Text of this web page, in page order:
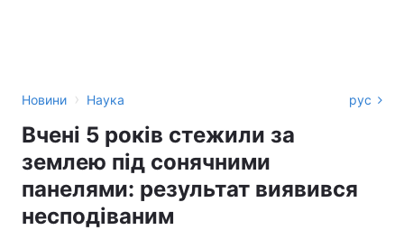
Новини › Наука рус
Вчені 5 років стежили за
землею під сонячними
панелями: результат виявився
несподіваним